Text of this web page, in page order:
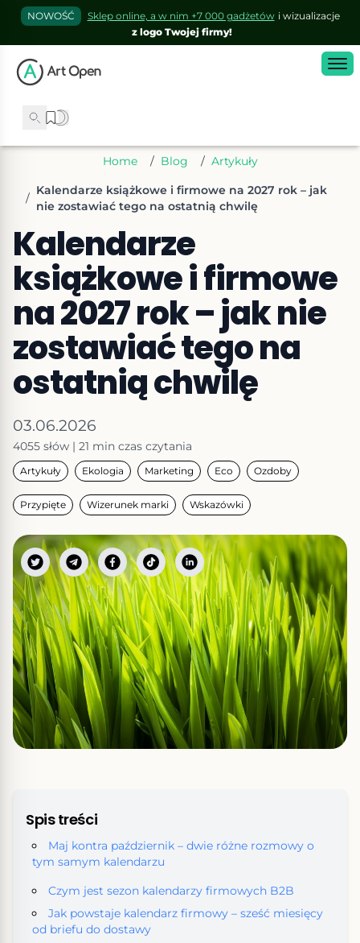
NOWOŚĆ Sklep online, a w nim +7 000 gadżetów i wizualizacje
z logo Twojej firmy!
Home / Blog / Artykuły
/
Kalendarze książkowe i firmowe na 2027 rok – jak
nie zostawiać tego na ostatnią chwilę
Kalendarze
książkowe i firmowe
na 2027 rok – jak nie
zostawiać tego na
ostatnią chwilę
03.06.2026
4055 słów | 21 min czas czytania
Artykuły Ekologia Marketing Eco Ozdoby
Przypięte Wizerunek marki Wskazówki
Spis treści
Maj kontra październik – dwie różne rozmowy o
tym samym kalendarzu
Czym jest sezon kalendarzy firmowych B2B
Jak powstaje kalendarz firmowy – sześć miesięcy
od briefu do dostawy